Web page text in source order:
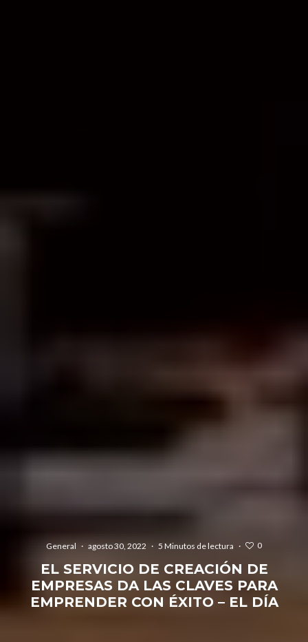
General · agosto 30, 2022 · 5 Minutos de lectura · 0
EL SERVICIO DE CREACIÓN DE
EMPRESAS DA LAS CLAVES PARA
EMPRENDER CON ÉXITO – EL DÍA